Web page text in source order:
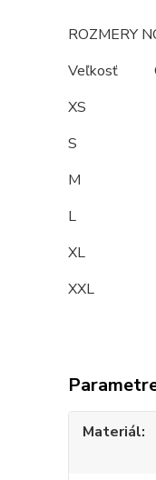
ROZMERY
Veľkosť
XS
S 90
M 96
L 102
XL
XXL
Materiál